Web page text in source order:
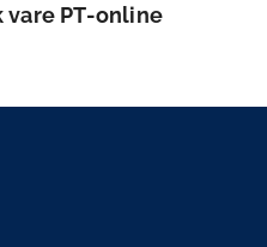
vare PT-online